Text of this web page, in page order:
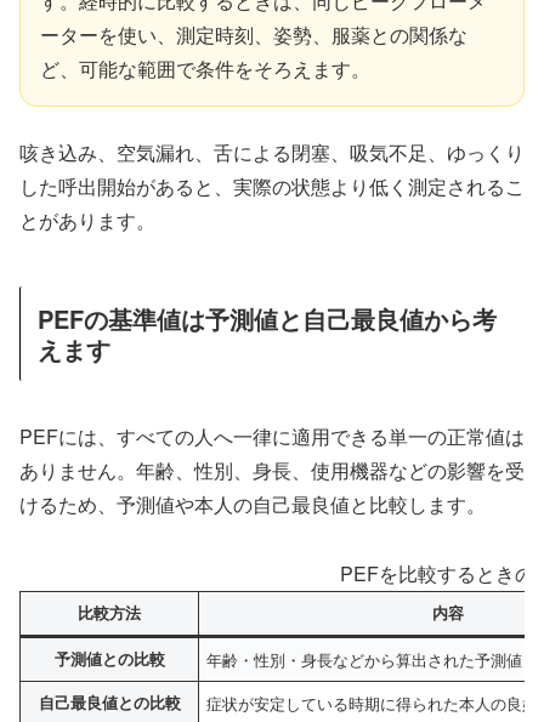
ーターを使い、測定時刻、姿勢、服薬との関係な
ど、可能な範囲で条件をそろえます。
咳き込み、空気漏れ、舌による閉塞、吸気不足、ゆっくり
した呼出開始があると、実際の状態より低く測定されるこ
とがあります。
PEFの基準値は予測値と自己最良値から考
えます
PEFには、すべての人へ一律に適用できる単一の正常値は
ありません。年齢、性別、身長、使用機器などの影響を受
けるため、予測値や本人の自己最良値と比較します。
PEFを比較するときの
比較方法 内容
予測値との比較 年齢・性別・身長などから算出された予測値と
自己最良値との比較 症状が安定している時期に得られた本人の良